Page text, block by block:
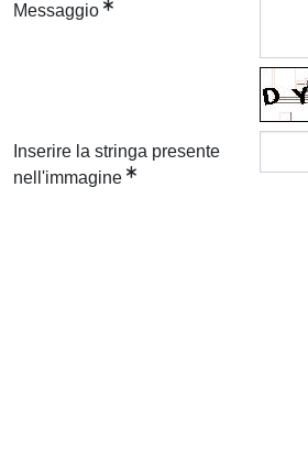
Messaggio
Inserire la stringa presente
nell'immagine